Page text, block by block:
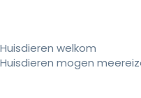
Huisdieren welkom
Huisdieren mogen